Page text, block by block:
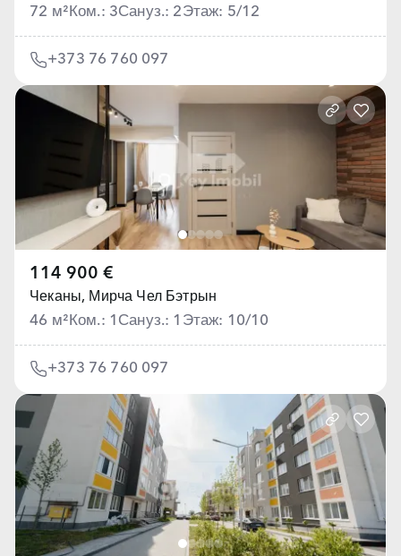
72 м² Ком.: 3Сануз.: 2Этаж: 5/12
+373 76 760 097
114 900 €
Чеканы, Мирча Чел Бэтрын
46 м² Ком.: 1 Сануз.: 1 Этаж: 10/10
+373 76 760 097